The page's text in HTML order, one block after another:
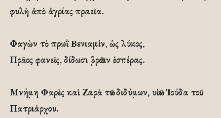
φυλὴ ἀπὸ ἀγρίας πραεῖα.
Φαγὼν τὸ πρωῒ Bενιαμίν, ὡς λύκος,
Πρᾶος φανεῖς, δίδωσι βρῶσιν ἑσπέρας.
Μνήμη Φαρὲς καὶ Ζαρὰ τῶν διδύμων, υἱῶν Ἰούδα τοῦ
Πατριάρχου.